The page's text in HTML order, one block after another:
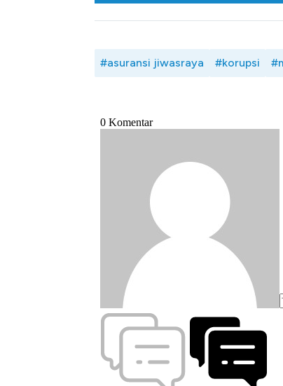
#asuransi jiwasraya #korupsi